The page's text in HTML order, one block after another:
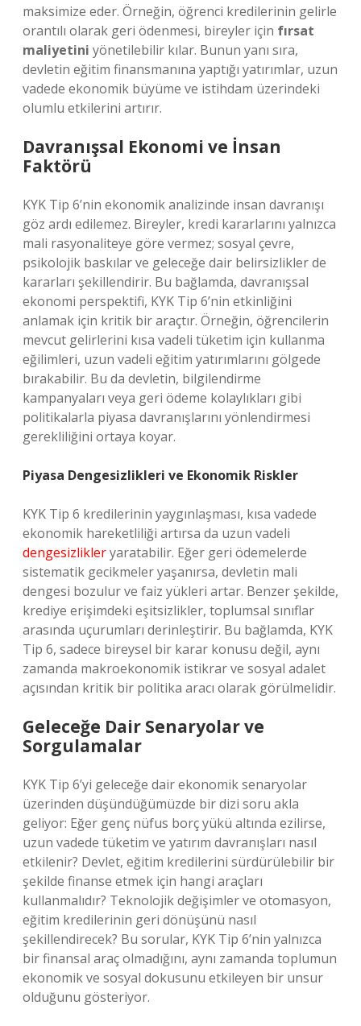
maksimize eder. Örneğin, öğrenci kredilerinin gelirle
orantılı olarak geri ödenmesi, bireyler için fırsat
maliyetini yönetilebilir kılar. Bunun yanı sıra,
devletin eğitim finansmanına yaptığı yatırımlar, uzun
vadede ekonomik büyüme ve istihdam üzerindeki
olumlu etkilerini artırır.
Davranışsal Ekonomi ve İnsan
Faktörü
KYK Tip 6’nin ekonomik analizinde insan davranışı
göz ardı edilemez. Bireyler, kredi kararlarını yalnızca
mali rasyonaliteye göre vermez; sosyal çevre,
psikolojik baskılar ve geleceğe dair belirsizlikler de
kararları şekillendirir. Bu bağlamda, davranışsal
ekonomi perspektifi, KYK Tip 6’nin etkinliğini
anlamak için kritik bir araçtır. Örneğin, öğrencilerin
mevcut gelirlerini kısa vadeli tüketim için kullanma
eğilimleri, uzun vadeli eğitim yatırımlarını gölgede
bırakabilir. Bu da devletin, bilgilendirme
kampanyaları veya geri ödeme kolaylıkları gibi
politikalarla piyasa davranışlarını yönlendirmesi
gerekliliğini ortaya koyar.
Piyasa Dengesizlikleri ve Ekonomik Riskler
KYK Tip 6 kredilerinin yaygınlaşması, kısa vadede
ekonomik hareketliliği artırsa da uzun vadeli
dengesizlikleryaratabilir. Eğer geri ödemelerde
sistematik gecikmeler yaşanırsa, devletin mali
dengesi bozulur ve faiz yükleri artar. Benzer şekilde,
krediye erişimdeki eşitsizlikler, toplumsal sınıflar
arasında uçurumları derinleştirir. Bu bağlamda, KYK
Tip 6, sadece bireysel bir karar konusu değil, aynı
zamanda makroekonomik istikrar ve sosyal adalet
açısından kritik bir politika aracı olarak görülmelidir.
Geleceğe Dair Senaryolar ve
Sorgulamalar
KYK Tip 6’yi geleceğe dair ekonomik senaryolar
üzerinden düşündüğümüzde bir dizi soru akla
geliyor: Eğer genç nüfus borç yükü altında ezilirse,
uzun vadede tüketim ve yatırım davranışları nasıl
etkilenir? Devlet, eğitim kredilerini sürdürülebilir bir
şekilde finanse etmek için hangi araçları
kullanmalıdır? Teknolojik değişimler ve otomasyon,
eğitim kredilerinin geri dönüşünü nasıl
şekillendirecek? Bu sorular, KYK Tip 6’nin yalnızca
bir finansal araç olmadığını, aynı zamanda toplumun
ekonomik ve sosyal dokusunu etkileyen bir unsur
olduğunu gösteriyor.